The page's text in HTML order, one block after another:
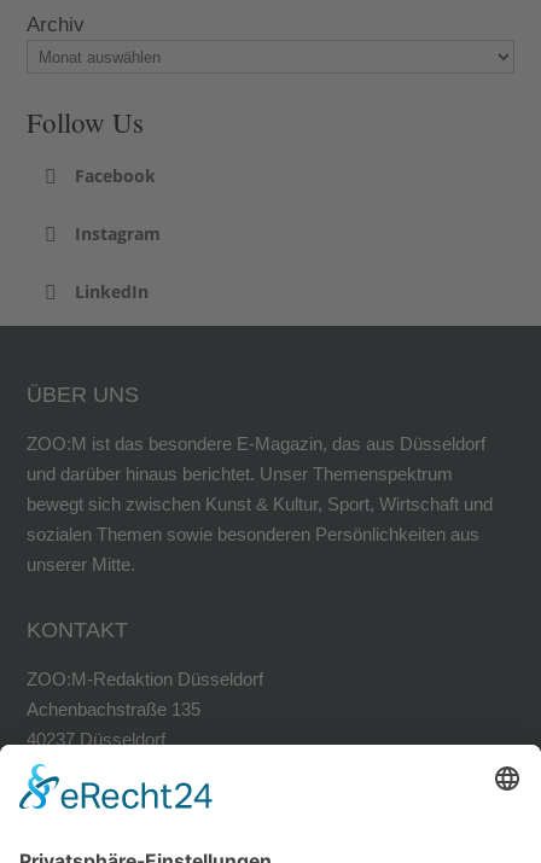
Archiv
Follow Us
Facebook
Instagram
LinkedIn
ÜBER UNS
ZOO:M ist das besondere E-Magazin, das aus Düsseldorf
und darüber hinaus berichtet. Unser Themenspektrum
bewegt sich zwischen Kunst & Kultur, Sport, Wirtschaft und
sozialen Themen sowie besonderen Persönlichkeiten aus
unserer Mitte.
KONTAKT
ZOO:M-Redaktion Düsseldorf
Achenbachstraße 135
40237 Düsseldorf
Tel. 0211-30200741
Fax 0211-30200749